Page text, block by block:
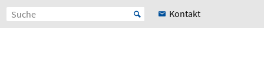
Kontakt